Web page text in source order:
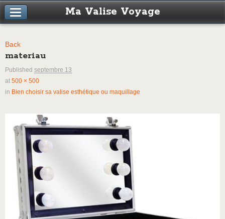
Ma Valise Voyage
Back
materiau
Published septembre 13
at 500 × 500
in Bien choisir sa valise esthétique ou maquillage